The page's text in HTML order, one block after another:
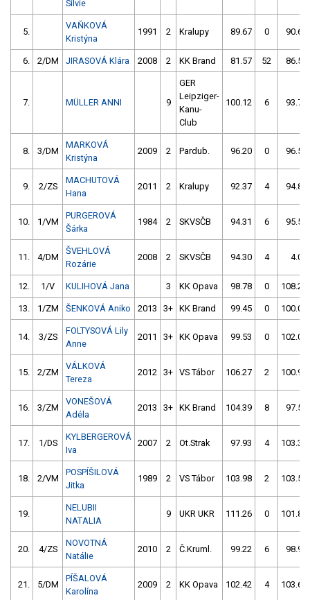
Silvie
5.
VAŇKOVÁ
Kristýna
1991 2 Kralupy 89.67 0 90.65
6. 2/DM JIRASOVÁ Klára 2008 2 KK Brand 81.57 52 86.51
7. MÜLLER ANNI 9
GER
Leipziger-
Kanu-
Club
100.12 6 93.74
8. 3/DM
MARKOVÁ
Kristýna
2009 2 Pardub. 96.20 0 96.52
9. 2/ZS
MACHUTOVÁ
Hana
2011 2 Kralupy 92.37 4 94.85
10. 1/VM
PURGEROVÁ
Šárka
1984 2 SKVSČB 94.31 6 95.58
11. 4/DM
ŠVEHLOVÁ
Rozárie
2008 2 SKVSČB 94.30 4 4.00
12. 1/V KULIHOVÁ Jana 3 KK Opava 98.78 0 108.24
13. 1/ZM ŠENKOVÁ Aniko 2013 3+ KK Brand 99.45 0 100.03
14. 3/ZS
FOLTYSOVÁ Lily
Anne
2011 3+ KK Opava 99.53 0 102.01
15. 2/ZM
VÁLKOVÁ
Tereza
2012 3+ VS Tábor 106.27 2 100.92
16. 3/ZM
VONEŠOVÁ
Adéla
2013 3+ KK Brand 104.39 8 97.55
17. 1/DS
KYLBERGEROVÁ
Iva
2007 2 Ot.Strak 97.93 4 103.36
18. 2/VM
POSPÍŠILOVÁ
Jitka
1989 2 VS Tábor 103.98 2 103.51
19.
NELUBII
NATALIA
9 UKR UKR 111.26 0 101.86
20. 4/ZS
NOVOTNÁ
Natálie
2010 2 Č.Kruml. 99.22 6 98.93
21. 5/DM
PÍŠALOVÁ
Karolína
2009 2 KK Opava 102.42 4 103.65